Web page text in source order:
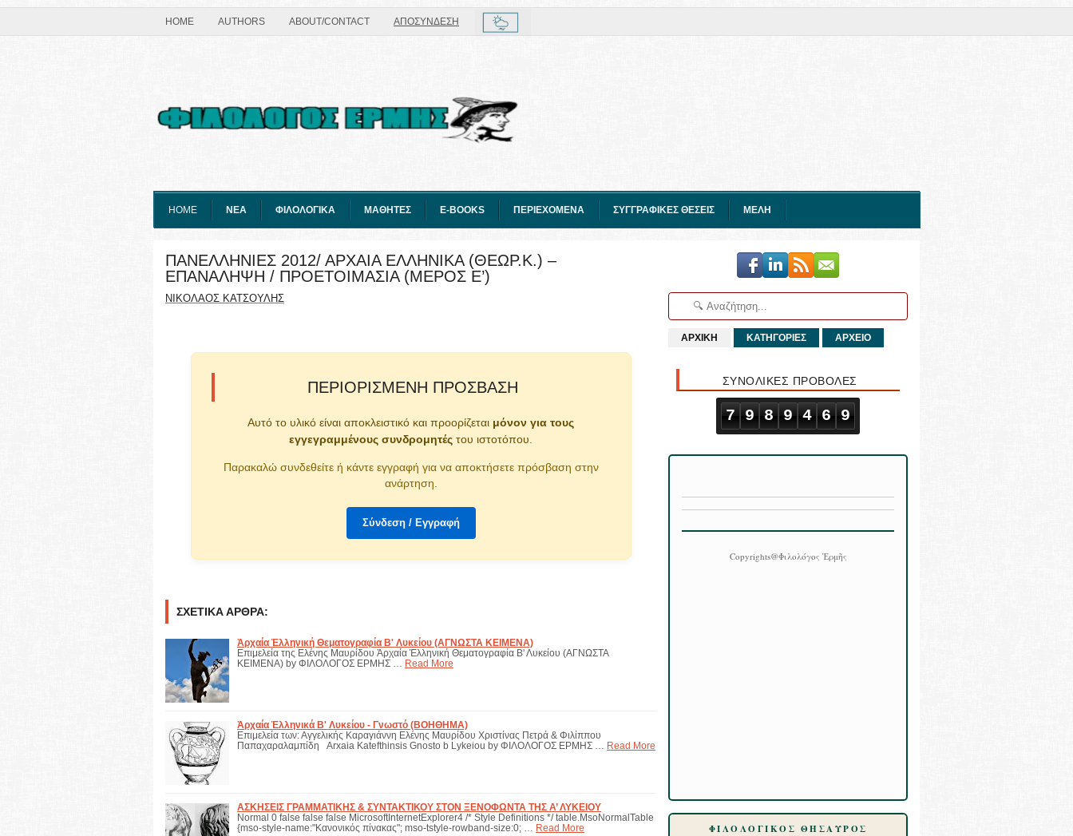
HOME AUTHORS ABOUT/CONTACT ΑΠΟΣΥΝΔΕΣΗ
HOME ΝΕΑ ΦΙΛΟΛΟΓΙΚΑ ΜΑΘΗΤΕΣ E-BOOKS ΠΕΡΙΕΧΟΜΕΝΑ ΣΥΓΓΡΑΦΙΚΕΣ ΘΕΣΕΙΣ ΜΕΛΗ
ΠΑΝΕΛΛΗΝΙΕΣ 2012/ ΑΡΧΑΙΑ ΕΛΛΗΝΙΚΑ (ΘΕΩΡ.Κ.) –
ΕΠΑΝΑΛΗΨΗ / ΠΡΟΕΤΟΙΜΑΣΙΑ (ΜΕΡΟΣ Ε’)
ΝΙΚΟΛΑΟΣ ΚΑΤΣΟΥΛΗΣ
ΠΕΡΙΟΡΙΣΜΈΝΗ ΠΡΌΣΒΑΣΗ
Αυτό το υλικό είναι αποκλειστικό και προορίζεται μόνον για τους
εγγεγραμμένους συνδρομητές του ιστοτόπου.
Παρακαλώ συνδεθείτε ή κάντε εγγραφή για να αποκτήσετε πρόσβαση στην
ανάρτηση.
Σύνδεση / Εγγραφή
ΣΧΕΤΙΚΆ ΆΡΘΡΑ:
Ἀρχαία Ἑλληνική Θεματογραφία Β' Λυκείου (ΑΓΝΩΣΤΑ ΚΕΙΜΕΝΑ)
Επιμελεία της Ελένης Μαυρίδου Ἀρχαία Ἑλληνική Θεματογραφία Β' Λυκείου (ΑΓΝΩΣΤΑ
ΚΕΙΜΕΝΑ) by ΦΙΛΟΛΟΓΟΣ ΕΡΜΗΣ …
Read More
Ἀρχαία Ἑλληνικά Β' Λυκείου - Γνωστό (ΒΟΗΘΗΜΑ)
Επιμελεία των: Αγγελικής Καραγιάννη Ελένης Μαυρίδου Χριστίνας Πετρά & Φιλίππου
Παπαχαραλαμπίδη Arxaia Katefthinsis Gnosto b Lykeiou by ΦΙΛΟΛΟΓΟΣ ΕΡΜΗΣ …
Read More
ΑΣΚΗΣΕΙΣ ΓΡΑΜΜΑΤΙΚΗΣ & ΣΥΝΤΑΚΤΙΚΟΥ ΣΤΟΝ ΞΕΝΟΦΩΝΤΑ ΤΗΣ Α’ ΛΥΚΕΙΟΥ
Normal 0 false false false MicrosoftInternetExplorer4 /* Style Definitions */ table.MsoNormalTable
{mso-style-name:"Κανονικός πίνακας"; mso-tstyle-rowband-size:0; …
Read More
ΑΡΧΙΚΗ ΚΑΤΗΓΟΡΙΕΣ ΑΡΧΕΙΟ
ΣΥΝΟΛΙΚΕΣ ΠΡΟΒΟΛΕΣ
7 9 8 9 4 6 9
Copyrights@Φιλολόγος Ἑρμῆς
ΦΙΛΟΛΟΓΙΚΟΣ ΘΗΣΑΥΡΟΣ